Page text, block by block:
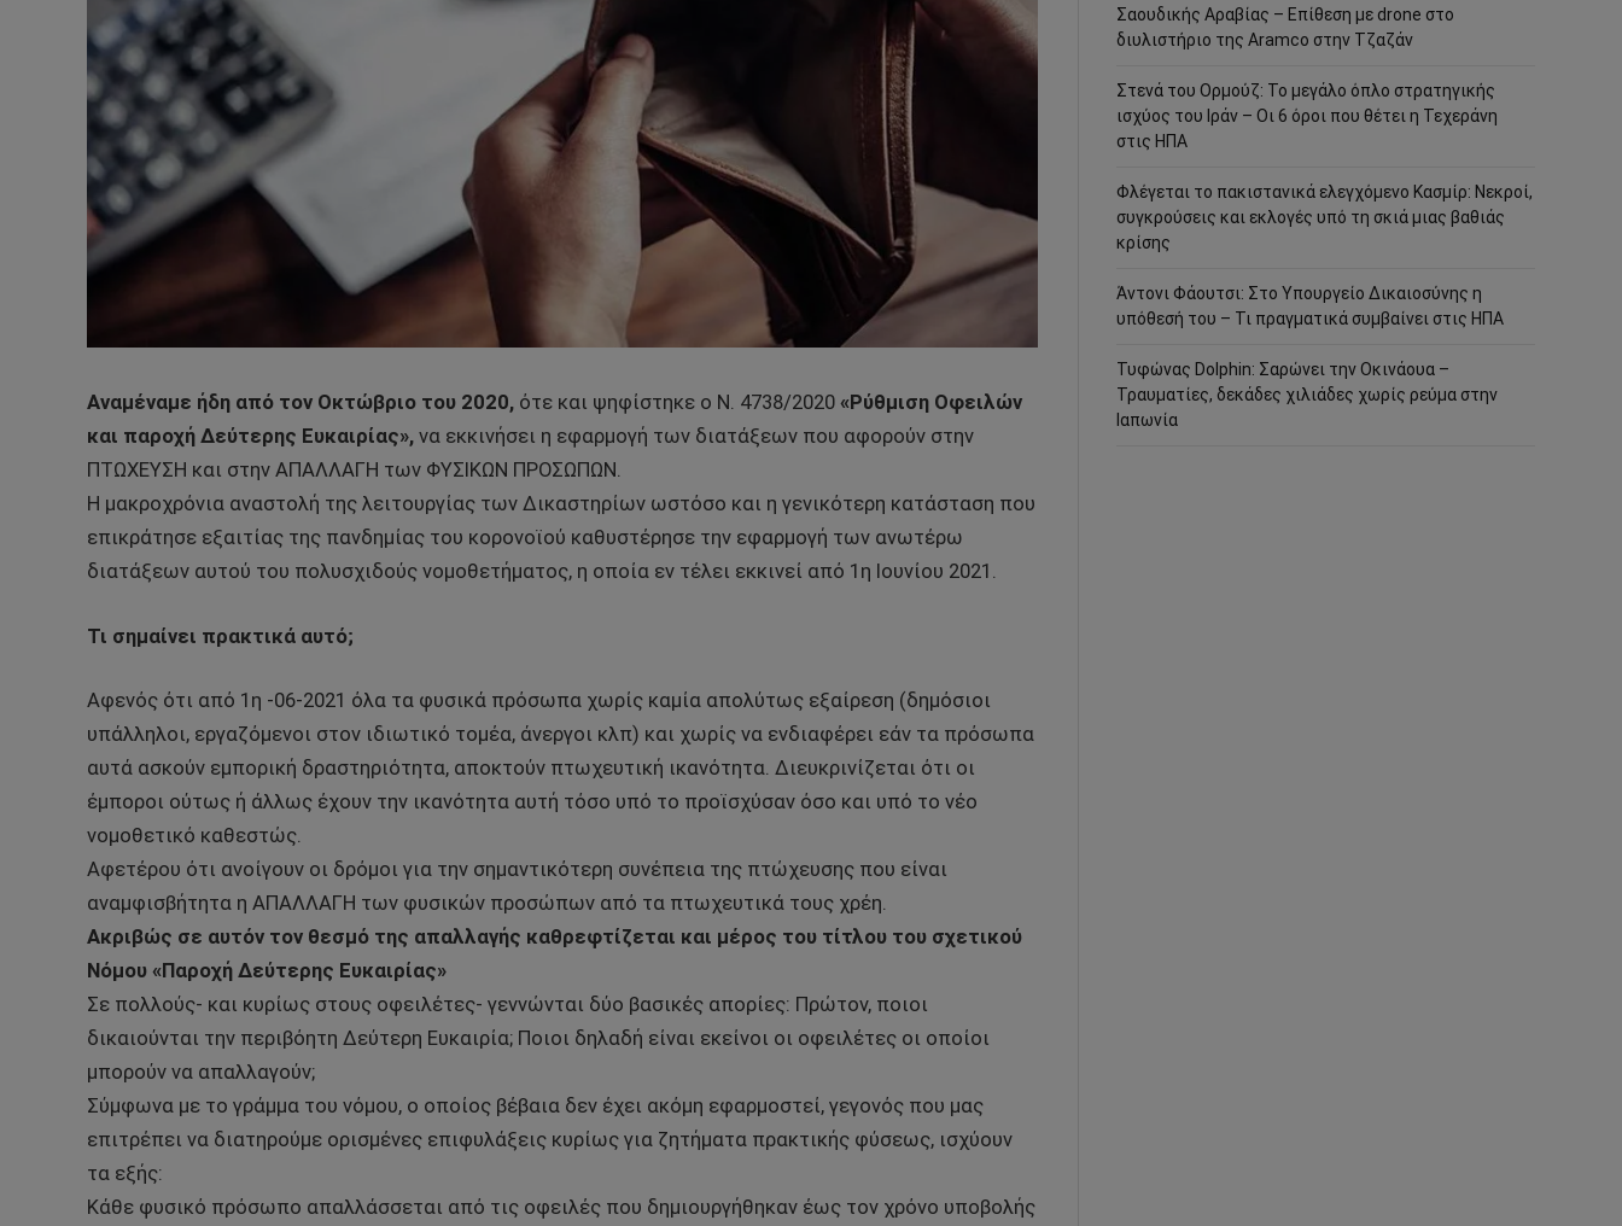
Αναμέναμε ήδη από τον Οκτώβριο του 2020, ότε και ψηφίστηκε ο Ν. 4738/2020 «Ρύθμιση Οφειλών
και παροχή Δεύτερης Ευκαιρίας», να εκκινήσει η εφαρμογή των διατάξεων που αφορούν στην
ΠΤΩΧΕΥΣΗ και στην ΑΠΑΛΛΑΓΗ των ΦΥΣΙΚΩΝ ΠΡΟΣΩΠΩΝ.
Η μακροχρόνια αναστολή της λειτουργίας των Δικαστηρίων ωστόσο και η γενικότερη κατάσταση που
επικράτησε εξαιτίας της πανδημίας του κορονοϊού καθυστέρησε την εφαρμογή των ανωτέρω
διατάξεων αυτού του πολυσχιδούς νομοθετήματος, η οποία εν τέλει εκκινεί από 1η Ιουνίου 2021.
Τι σημαίνει πρακτικά αυτό;
Αφενός ότι από 1η -06-2021 όλα τα φυσικά πρόσωπα χωρίς καμία απολύτως εξαίρεση (δημόσιοι
υπάλληλοι, εργαζόμενοι στον ιδιωτικό τομέα, άνεργοι κλπ) και χωρίς να ενδιαφέρει εάν τα πρόσωπα
αυτά ασκούν εμπορική δραστηριότητα, αποκτούν πτωχευτική ικανότητα. Διευκρινίζεται ότι οι
έμποροι ούτως ή άλλως έχουν την ικανότητα αυτή τόσο υπό το προϊσχύσαν όσο και υπό το νέο
νομοθετικό καθεστώς.
Αφετέρου ότι ανοίγουν οι δρόμοι για την σημαντικότερη συνέπεια της πτώχευσης που είναι
αναμφισβήτητα η ΑΠΑΛΛΑΓΗ των φυσικών προσώπων από τα πτωχευτικά τους χρέη.
Ακριβώς σε αυτόν τον θεσμό της απαλλαγής καθρεφτίζεται και μέρος του τίτλου του σχετικού
Νόμου «Παροχή Δεύτερης Ευκαιρίας»
Σε πολλούς- και κυρίως στους οφειλέτες- γεννώνται δύο βασικές απορίες: Πρώτον, ποιοι
δικαιούνται την περιβόητη Δεύτερη Ευκαιρία; Ποιοι δηλαδή είναι εκείνοι οι οφειλέτες οι οποίοι
μπορούν να απαλλαγούν;
Σύμφωνα με το γράμμα του νόμου, ο οποίος βέβαια δεν έχει ακόμη εφαρμοστεί, γεγονός που μας
επιτρέπει να διατηρούμε ορισμένες επιφυλάξεις κυρίως για ζητήματα πρακτικής φύσεως, ισχύουν
τα εξής:
Κάθε φυσικό πρόσωπο απαλλάσσεται από τις οφειλές που δημιουργήθηκαν έως τον χρόνο υποβολής
Σαουδικής Αραβίας – Επίθεση με drone στο
διυλιστήριο της Aramco στην Τζαζάν
Στενά του Ορμούζ: Το μεγάλο όπλο στρατηγικής
ισχύος του Ιράν – Οι 6 όροι που θέτει η Τεχεράνη
στις ΗΠΑ
Φλέγεται το πακιστανικά ελεγχόμενο Κασμίρ: Νεκροί,
συγκρούσεις και εκλογές υπό τη σκιά μιας βαθιάς
κρίσης
Άντονι Φάουτσι: Στο Υπουργείο Δικαιοσύνης η
υπόθεσή του – Τι πραγματικά συμβαίνει στις ΗΠΑ
Τυφώνας Dolphin: Σαρώνει την Οκινάουα –
Τραυματίες, δεκάδες χιλιάδες χωρίς ρεύμα στην
Ιαπωνία